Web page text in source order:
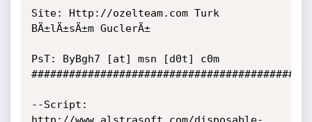
Site: Http://ozelteam.com Turk
BÄ±lÄ±sÄ±m GuclerÄ±
PsT: ByBgh7 [at] msn [d0t] c0m
############################################
--Script:
http://www.alstrasoft.com/disposable-